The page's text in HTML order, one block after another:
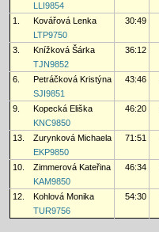
LLI9854
1.
Kovářová Lenka 30:49
LTP9750
3.
Knížková Šárka 36:12
TJN9852
6.
Petráčková Kristýna 43:46
SJI9851
9.
Kopecká Eliška 46:20
KNC9850
13.
Zurynková Michaela 71:51
EKP9850
10.
Zimmerová Kateřina 46:34
KAM9850
12.
Kohlová Monika 54:30
TUR9756